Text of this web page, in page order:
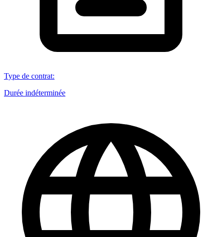
Type de contrat:
Durée indéterminée